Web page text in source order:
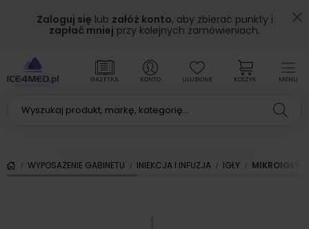
Zaloguj się lub załóż konto, aby zbierać punkty i
zapłać mniej przy kolejnych zamówieniach.
MENU
GAZETKA KONTO ULUBIONE KOSZYK
WYPOSAŻENIE GABINETU INIEKCJA I INFUZJA IGŁY MIKROIGŁY